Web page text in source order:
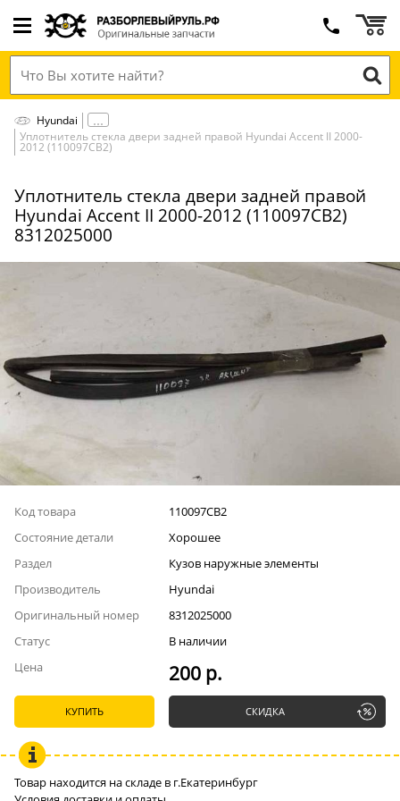
Hyundai
Уплотнитель стекла двери задней правой Hyundai Accent II 2000-
2012 (110097СВ2)
Уплотнитель стекла двери задней правой
Hyundai Accent II 2000-2012 (110097СВ2)
8312025000
Код товара
110097СВ2
Состояние детали
Хорошее
Раздел
Кузов наружные элементы
Производитель
Hyundai
Оригинальный номер
8312025000
Статус
В наличии
Цена
200 р.
КУПИТЬ СКИДКА
Товар находится на складе в г.Екатеринбург